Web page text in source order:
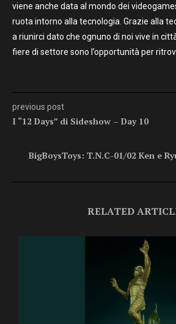
viene anche data al mondo dei
ruota intorno alla tecnologia. Grazie alla
a riunirci dato che ognuno di noi vive in
fiere di settore sono l’opportunità per
previous post
I “12 Days” di Sideshow – Day 10
BigBoysToys: T.N.C-01/02 Ken e
RELATED